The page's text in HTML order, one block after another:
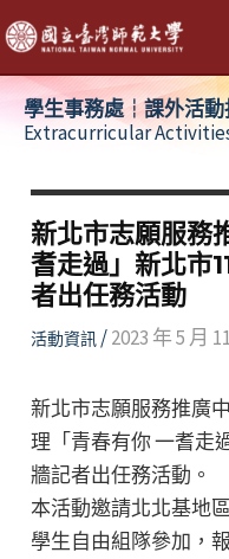
跳
至
主
學生事務處┆課外活動
Extracurricular
新北市志願服務
耆走過」新北市
者出任務活動
活動資訊/2023 年 5 月
新北市志願服務推廣
理「青春有你 一耆走
牆記者出任務活動。
本活動邀請北北基地
學生自由組隊參加，